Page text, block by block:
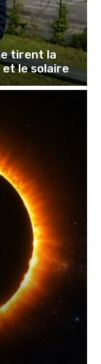
tirent la
et le solaire